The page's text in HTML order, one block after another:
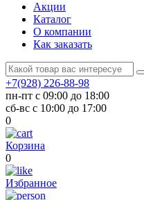
Акции
Каталог
О компании
Как заказать
+7(928) 226-88-98
пн-пт с 09:00 до 18:00
сб-вс с 10:00 до 17:00
0
Корзина
0
Избранное